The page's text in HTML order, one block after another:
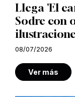
Llega 'El
Sodre con
08/07/2026
Ver más